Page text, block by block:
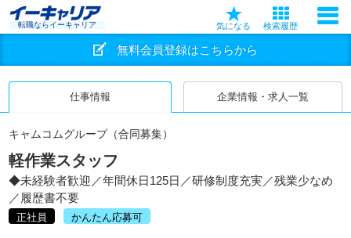
転職ならイーキャリア 気になる 検索履歴
無料会員登録はこちらから
仕事情報 企業情報・求人一覧
キャムコムグループ（合同募集）
軽作業スタッフ
◆未経験者歓迎／年間休日125日／研修制度充実／残業少なめ
／履歴書不要
正社員 かんたん応募可